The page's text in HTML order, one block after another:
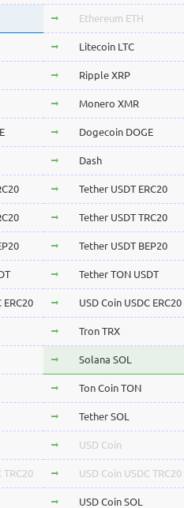
Ethereum ETH
Litecoin LTC
Ripple XRP
Monero XMR
Dogecoin DOGE
Dash
Tether USDT ERC20
Tether USDT TRC20
Tether USDT BEP20
Tether TON USDT
ERC20 USD Coin USDC ERC20
Tron TRX
Solana SOL
Ton Coin TON
Tether SOL
USD Coin
TRC20 USD Coin USDC TRC20
USD Coin SOL